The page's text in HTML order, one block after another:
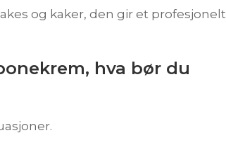
og kaker, den gir et profesjonelt
hva bør du